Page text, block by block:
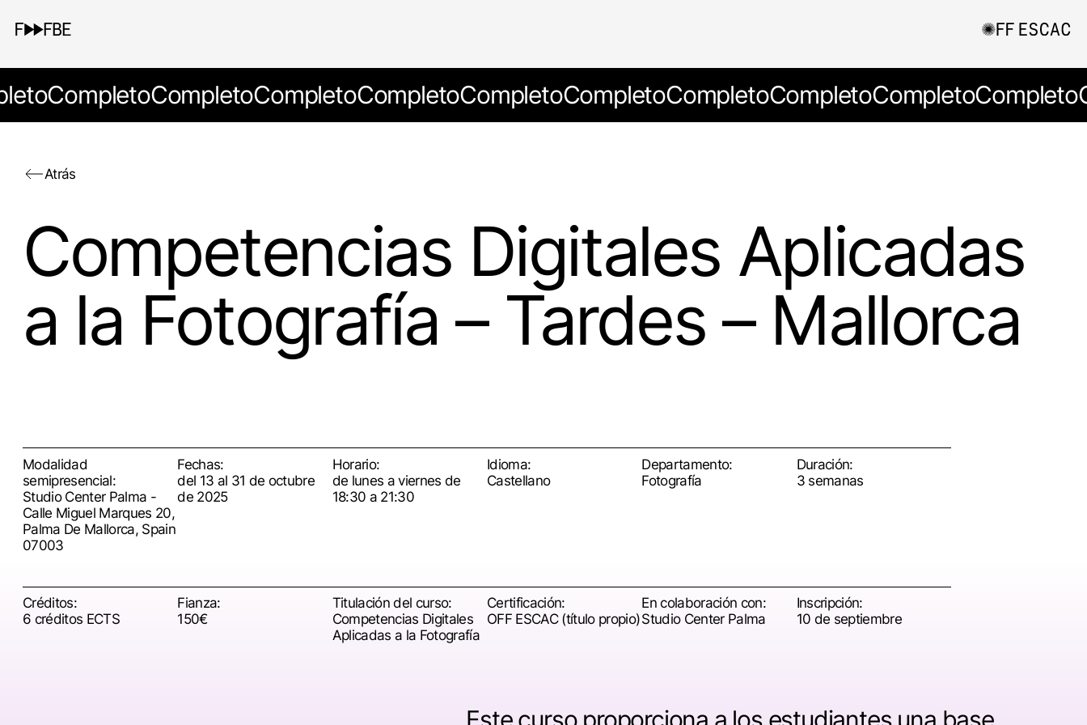
CompletoCompletoCompletoCompletoCompletoCompletoCompletoCompletoCompletoCompleto
Atrás
Competencias Digitales Aplicadas
a la Fotografía – Tardes – Mallorca
Modalidad
semipresencial:
Studio Center Palma -
Calle Miguel Marques 20,
Palma De Mallorca, Spain
07003
Fechas:
del 13 al 31 de octubre
de 2025
Horario:
de lunes a viernes de
18:30 a 21:30
Idioma:
Castellano
Departamento:
Fotografía
Duración:
3 semanas
Créditos:
6 créditos ECTS
Fianza:
150€
Titulación del curso:
Competencias Digitales
Aplicadas a la Fotografía
Certificación:
OFF ESCAC (título propio)
En colaboración con:
Studio Center Palma
Inscripción:
10 de septiembre
Este curso proporciona a los estudiantes una base